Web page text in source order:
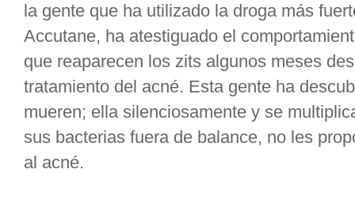
la gente que ha utilizado la droga más
Accutane, ha atestiguado el
que reaparecen los zits algunos meses
tratamiento del acné. Esta gente ha
mueren; ella silenciosamente y se
sus bacterias fuera de balance, no les
al acné.